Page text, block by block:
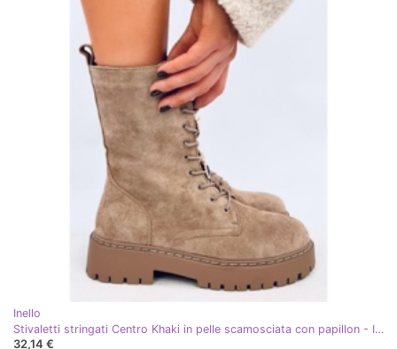
Inello
Stivaletti stringati Centro Khaki in pelle scamosciata con papillon - Inello beige
32,14 €